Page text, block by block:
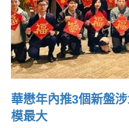
華懋年內推3個新盤
模最大